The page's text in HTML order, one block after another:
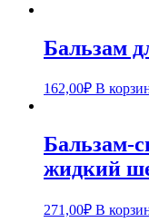
Бальзам
162,00₽ В
Бальзам-
жидкий
271,00₽ В